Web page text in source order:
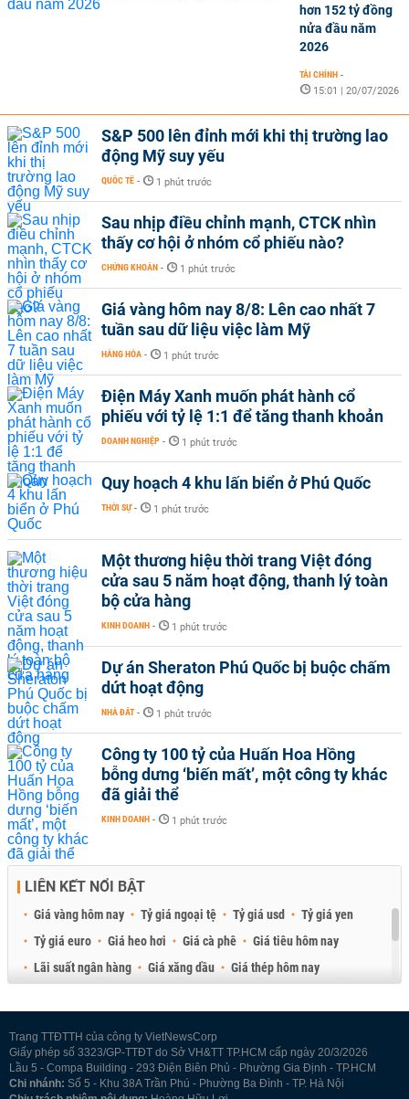
hơn 152 tỷ đồng
nửa đầu năm
2026
TÀI CHÍNH -
15:01 | 20/07/2026
S&P 500 lên đỉnh mới khi thị trường lao
động Mỹ suy yếu
QUỐC TẾ - 1 phút trước
Sau nhịp điều chỉnh mạnh, CTCK nhìn
thấy cơ hội ở nhóm cổ phiếu nào?
CHỨNG KHOÁN - 1 phút trước
Giá vàng hôm nay 8/8: Lên cao nhất 7
tuần sau dữ liệu việc làm Mỹ
HÀNG HÓA - 1 phút trước
Điện Máy Xanh muốn phát hành cổ
phiếu với tỷ lệ 1:1 để tăng thanh khoản
DOANH NGHIỆP - 1 phút trước
Quy hoạch 4 khu lấn biển ở Phú Quốc
THỜI SỰ - 1 phút trước
Một thương hiệu thời trang Việt đóng
cửa sau 5 năm hoạt động, thanh lý toàn
bộ cửa hàng
KINH DOANH - 1 phút trước
Dự án Sheraton Phú Quốc bị buộc chấm
dứt hoạt động
NHÀ ĐẤT - 1 phút trước
Công ty 100 tỷ của Huấn Hoa Hồng
bỗng dưng ‘biến mất’, một công ty khác
đã giải thể
KINH DOANH - 1 phút trước
LIÊN KẾT NỔI BẬT
Giá vàng hôm nay Tỷ giá ngoại tệ Tỷ giá usd
Tỷ giá yen
Tỷ giá euro
Giá heo hơi Giá cà phê
Giá tiêu hôm nay
Lãi suất ngân hàng
Giá xăng dầu
Giá thép hôm nay
Trang TTĐTTH của công ty VietNewsCorp
Giấy phép số 3323/GP-TTĐT do Sở VH&TT TP.HCM cấp ngày 20/3/2026
Lầu 5 - Compa Building - 293 Điện Biên Phủ - Phường Gia Định - TP.HCM
Chi nhánh: Số 5 - Khu 38A Trần Phú - Phường Ba Đình - TP. Hà Nội